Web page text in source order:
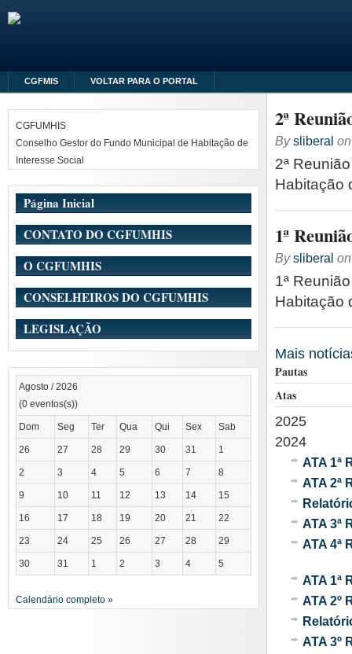
CGFMIS VOLTAR PARA O PORTAL
2ª
Bysliberal
2ª
Habitação
1ª
Bysliberal
1ª
Habitação
Mais
Pautas
Atas
2025
2024
ATA 1ª
ATA 2ª
ATA 3ª
ATA 4ª
ATA 1ª
ATA 2º
ATA 3º
CGFUMHIS
Conselho Gestor do Fundo Municipal de Habitação de
Interesse Social
Página Inicial
CONTATO DO CGFUMHIS
O CGFUMHIS
CONSELHEIROS DO CGFUMHIS
LEGISLAÇÃO
Agosto / 2026
(0 eventos(s))
Dom Seg Ter Qua Qui Sex Sab
26 27 28 29 30 31 1
2 3 4 5 6 7 8
9 10 11 12 13 14 15
16 17 18 19 20 21 22
23 24 25 26 27 28 29
30 31 1 2 3 4 5
Calendário completo »